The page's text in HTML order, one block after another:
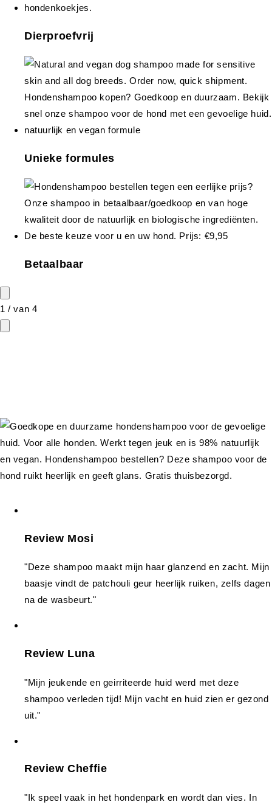
Dierproefvrij
Unieke formules
Betaalbaar
1 /van 4
Review Mosi
"Deze shampoo maakt mijn haar glanzend en zacht. Mijn
baasje vindt de patchouli geur heerlijk ruiken, zelfs dagen
na de wasbeurt."
Review Luna
"Mijn jeukende en geirriteerde huid werd met deze
shampoo verleden tijd! Mijn vacht en huid zien er gezond
uit."
Review Cheffie
"Ik speel vaak in het hondenpark en wordt dan vies. In